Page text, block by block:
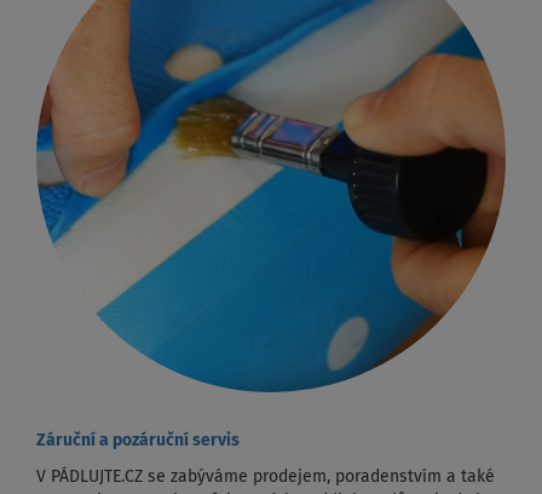
Záruční a pozáruční servis
V PÁDLUJTE.CZ se zabýváme prodejem, poradenstvím a také